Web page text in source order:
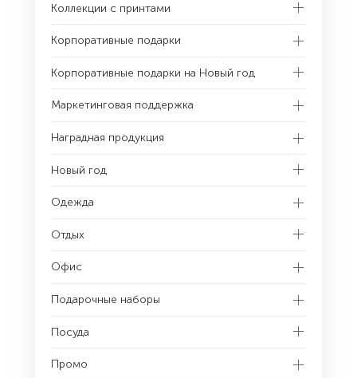
Коллекции с принтами
Корпоративные подарки
Корпоративные подарки на Новый год
Маркетинговая поддержка
Наградная продукция
Новый год
Одежда
Отдых
Офис
Подарочные наборы
Посуда
Промо